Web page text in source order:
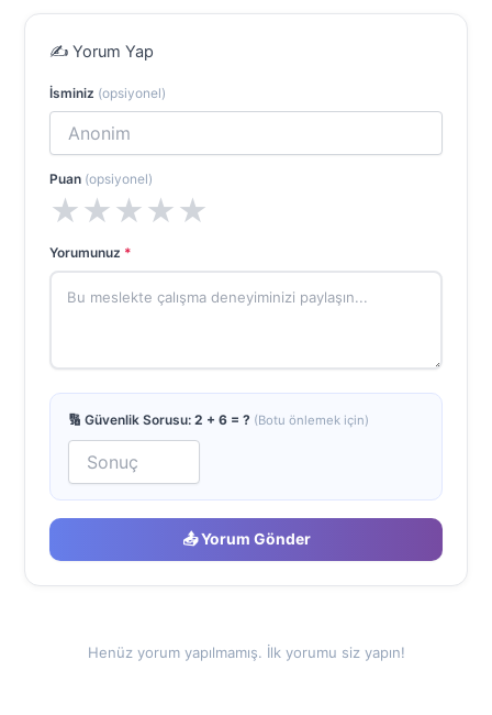
✍️ Yorum Yap
İsminiz (opsiyonel)
Puan (opsiyonel)
★★★★★
Yorumunuz *
🔢 Güvenlik Sorusu: 2 + 6 = ? (Botu önlemek için)
📤 Yorum Gönder
Henüz yorum yapılmamış. İlk yorumu siz yapın!